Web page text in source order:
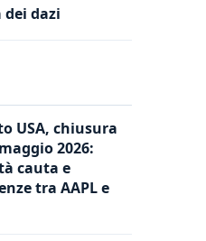
dazi
USA, chiusura
2026:
cauta e
tra AAPL e